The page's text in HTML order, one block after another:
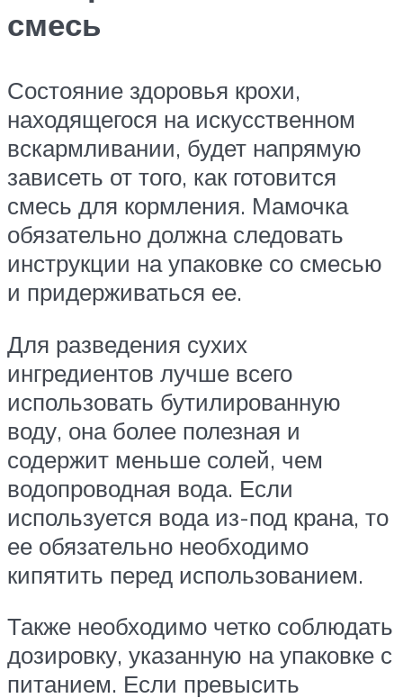
смесь
Состояние здоровья крохи,
находящегося на искусственном
вскармливании, будет напрямую
зависеть от того, как готовится
смесь для кормления. Мамочка
обязательно должна следовать
инструкции на упаковке со смесью
и придерживаться ее.
Для разведения сухих
ингредиентов лучше всего
использовать бутилированную
воду, она более полезная и
содержит меньше солей, чем
водопроводная вода. Если
используется вода из-под крана, то
ее обязательно необходимо
кипятить перед использованием.
Также необходимо четко соблюдать
дозировку, указанную на упаковке с
питанием. Если превысить